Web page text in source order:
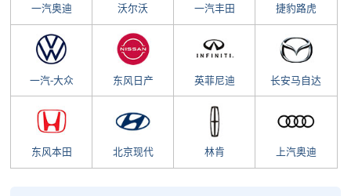
一汽奥迪 沃尔沃 一汽丰田 捷豹路虎
一汽-大众 东风日产 英菲尼迪 长安马自达
东风本田 北京现代 林肯 上汽奥迪